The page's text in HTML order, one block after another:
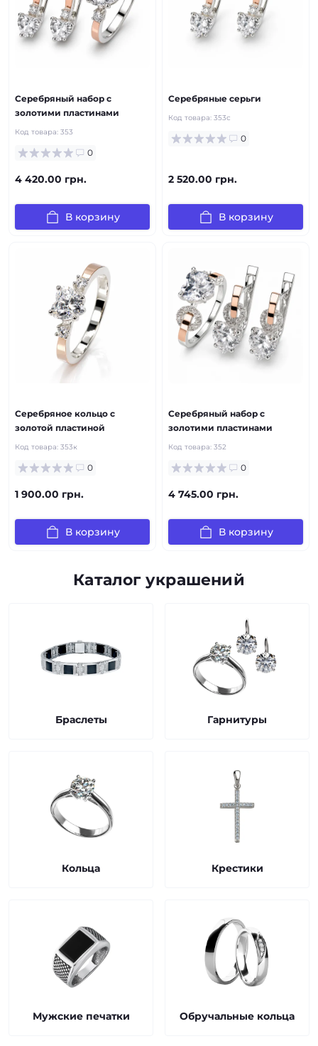
Серебряный набор с
золотими пластинами
Код товара: 353
0
4 420.00 грн.
В корзину
Серебряные серьги
Код товара: 353с
0
2 520.00 грн.
В корзину
Серебряное кольцо с
золотой пластиной
Код товара: 353к
0
1 900.00 грн.
В корзину
Серебряный набор с
золотими пластинами
Код товара: 352
0
4 745.00 грн.
В корзину
Каталог украшений
Браслеты Гарнитуры
Кольца Крестики
Мужские печатки Обручальные кольца